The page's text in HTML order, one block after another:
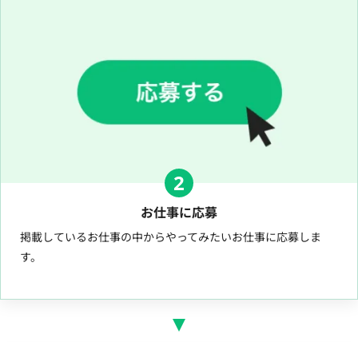
2
お仕事に応募
掲載しているお仕事の中からやってみたいお仕事に応募しま
す。